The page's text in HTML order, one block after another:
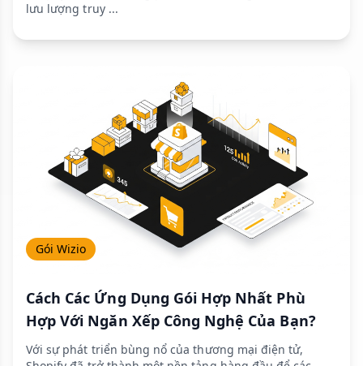
lưu lượng truy ...
Gói Wizio
Cách Các Ứng Dụng Gói Hợp Nhất Phù
Hợp Với Ngăn Xếp Công Nghệ Của Bạn?
Với sự phát triển bùng nổ của thương mại điện tử,